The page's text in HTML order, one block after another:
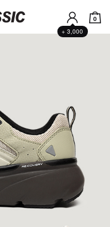
+ 3,000
0